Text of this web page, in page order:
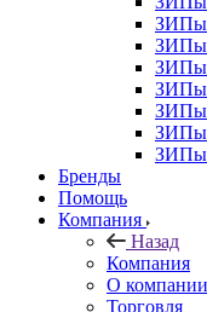
ЗИПы
ЗИПы
ЗИПы
ЗИПы
ЗИПы
ЗИПы
Бренды
Помощь
Компания
Назад
Компания
О компании
Торговля